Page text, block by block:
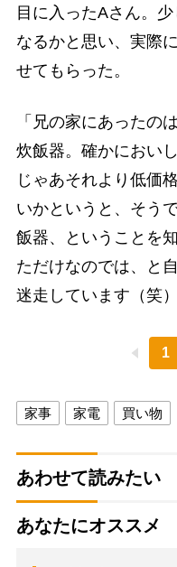
目に入ったAさん。
なるかと思い、実際
せてもらった。
「兄の家にあったの
炊飯器。確かにおい
じゃあそれより低価
いかというと、そう
飯器、ということを
ただけなのでは、と
迷走しています（笑
1
家事 家電 買い物
あわせて読みたい
あなたにオススメ